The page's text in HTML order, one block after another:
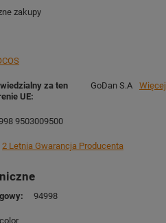
zakupy
za ten
UE
GoDan S.A Więcej
9503009500
2 Letnia Gwarancja Producenta
94998